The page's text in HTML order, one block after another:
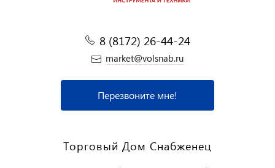
8 (8172) 26-44-24
market@volsnab.ru
Перезвоните мне!
Торговый Дом Снабженец